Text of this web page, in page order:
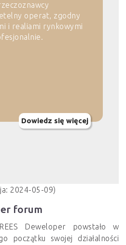
operat, zgodny
i realiami rynkowymi
Dowiedz się więcej
2024-05-09)
forum
Deweloper powstało w
początku swojej działalności